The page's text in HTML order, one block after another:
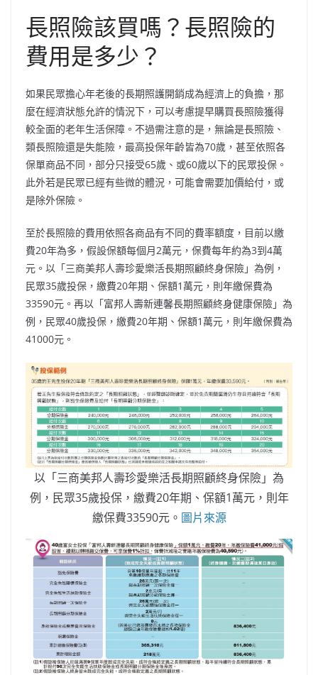
長照險該買嗎？長照險的
費用是多少？
如果民眾擔心年老後的長期照護開銷成為經濟上的負擔，那
麼在經濟狀態允許的情況下，可以考慮提早購買長照險獲得
較全面的老年生活保障。不過需注意的是，無論是長照險、
類長照險還是失能險，最高投保年齡皆為70歲，甚至依照各
保單商品不同，部分只接受65歲、或60歲以下的民眾投保。
此外若是民眾已經有些微的體況，可能會需要加價給付，或
是除外保險。
至於長照險的費用依照各商品有不同的費率額度，目前以繳
費20年為多，假設保額每個月2萬元，保費每年約為3到4萬
元。以「三商美邦人壽珍愛樂活長期照顧終身保險」為例，
民眾35歲投保，繳費20年期、保額1萬元，則年繳保費為
33590元。再以「富邦人壽新連馨長期照顧終身健康保險」為
例，民眾40歲投保，繳費20年期、保額1萬元，則年繳保費為
41000元。
以「三商美邦人壽珍愛樂活長期照顧終身保險」為
例，民眾35歲投保，繳費20年期、保額1萬元，則年
繳保費33590元。 圖片來源